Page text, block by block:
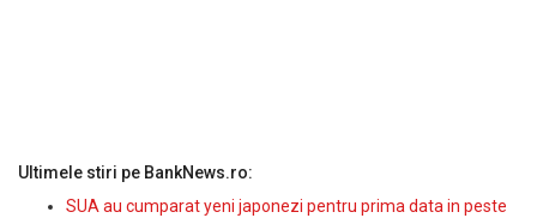
Ultimele stiri pe BankNews.ro:
SUA au cumparat yeni japonezi pentru prima data in peste